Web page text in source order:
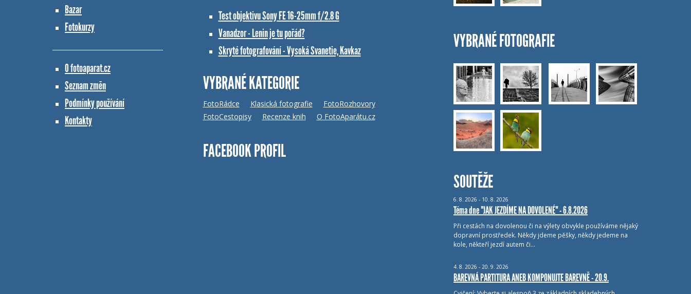
Bazar
Fotokurzy
O fotoaparat.cz
Seznam změn
Podmínky používání
Kontakty
Test objektivu Sony FE 16-25mm f/2.8 G
Vanadzor - Lenin je tu pořád?
Skryté fotografování - Vysoká Svanetie, Kavkaz
VYBRANÉ KATEGORIE
FotoRádce Klasická fotografie
FotoRozhovory
FotoCestopisy
Recenze knih O FotoAparátu.cz
FACEBOOK PROFIL
VYBRANÉ FOTOGRAFIE
SOUTĚŽE
6. 8. 2026 - 10. 8. 2026
Téma dne "JAK JEZDÍME NA DOVOLENÉ" - 6.8.2026
Při cestách na dovolenou či na výlety obvykle používáme nějaký
dopravní prostředek. Někdy jdeme pěšky, někdy jedeme na
kole, někteří jezdí autem či…
4. 8. 2026 - 20. 9. 2026
BAREVNÁ PARTITURA ANEB KOMPONUJTE BAREVNĚ - 20.9.